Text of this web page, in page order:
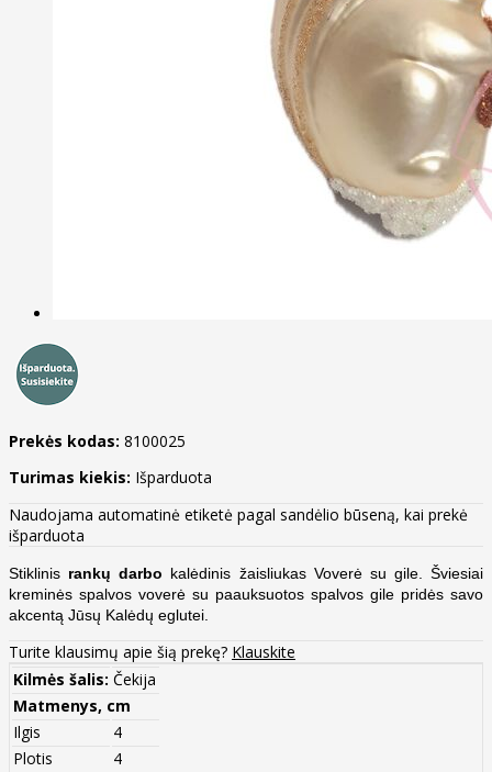
Prekės kodas: 8100025
Turimas kiekis: Išparduota
Naudojama automatinė etiketė pagal sandėlio būseną, kai prekė
išparduota
Stiklinis rankų darbo kalėdinis žaisliukas Voverė su gile. Šviesiai
kreminės spalvos voverė su paauksuotos spalvos gile pridės savo
akcentą Jūsų Kalėdų eglutei.
Turite klausimų apie šią prekę? Klauskite
Kilmės šalis: Čekija
Matmenys, cm
Ilgis
4
Plotis
4